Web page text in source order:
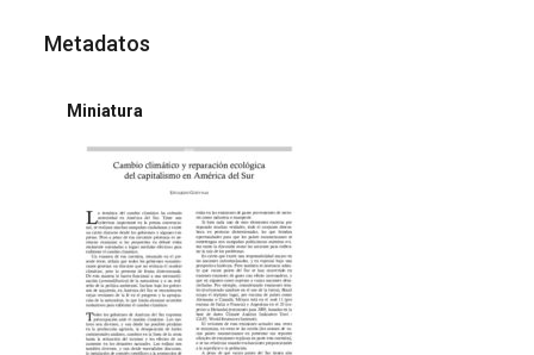
Metadatos
Miniatura